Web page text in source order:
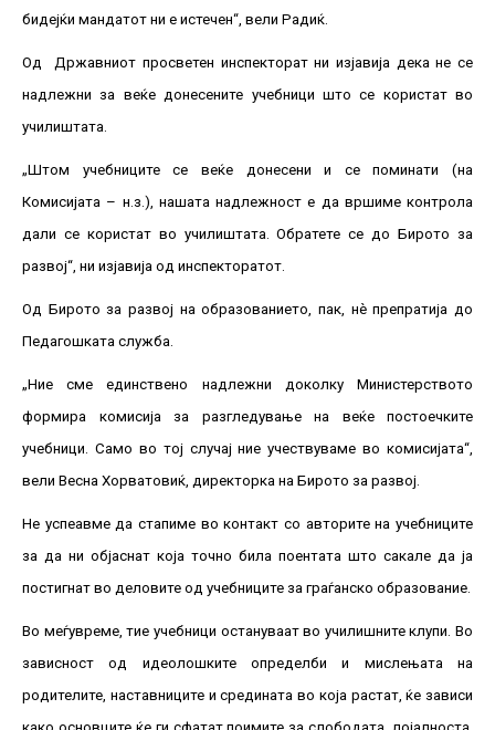
бидејќи мандатот ни е истечен“, вели Радиќ.
Од Државниот просветен инспекторат ни изјавија дека не се
надлежни за веќе донесените учебници што се користат во
училиштата.
„Штом учебниците се веќе донесени и се поминати (на
Комисијата – н.з.), нашата надлежност е да вршиме контрола
дали се користат во училиштата. Обратете се до Бирото за
развој“, ни изјавија од инспекторатот.
Од Бирото за развој на образованието, пак, нѐ препратија до
Педагошката служба.
„Ние сме единствено надлежни доколку Министерството
формира комисија за разгледување на веќе постоечките
учебници. Само во тој случај ние учествуваме во комисијата“,
вели Весна Хорватовиќ, директорка на Бирото за развој.
Не успеавме да стапиме во контакт со авторите на учебниците
за да ни објаснат која точно била поентата што сакале да ја
постигнат во деловите од учебниците за граѓанско образование.
Во меѓувреме, тие учебници остануваат во училишните клупи. Во
зависност од идеолошките определби и мислењата на
родителите, наставниците и средината во која растат, ќе зависи